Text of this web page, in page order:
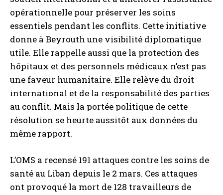
opérationnelle pour préserver les soins
essentiels pendant les conflits. Cette initiative
donne à Beyrouth une visibilité diplomatique
utile. Elle rappelle aussi que la protection des
hôpitaux et des personnels médicaux n’est pas
une faveur humanitaire. Elle relève du droit
international et de la responsabilité des parties
au conflit. Mais la portée politique de cette
résolution se heurte aussitôt aux données du
même rapport.
L’OMS a recensé 191 attaques contre les soins de
santé au Liban depuis le 2 mars. Ces attaques
ont provoqué la mort de 128 travailleurs de